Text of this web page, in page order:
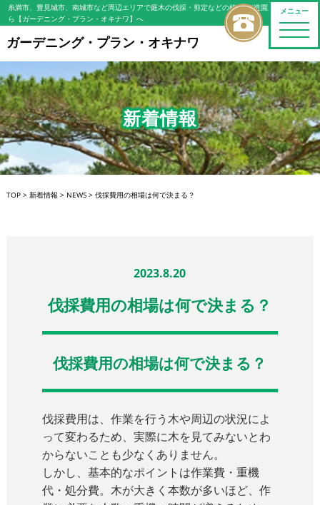
メニュー
toggle
糸満市、豊見城市、南城市など周辺エリアで庭木の伐採・剪定などの植木屋/造園屋をお探しな
ら【ガーデニング・プラン・オキナワ】へ
ガーデニング・プラン・オキナワ
新着情報
TOP> 新着情報 > NEWS> 伐採費用の相場は何で決まる？
2023.8.20
伐採費用の相場は何で決まる？
伐採費用の相場は何で決まる？
伐採費用は、作業を行う木や周辺の状況によ
って変わるため、実際に木を見てみないとわ
からないことも少なくありません。
しかし、基本的なポイントは作業費・重機
代・処分費。木が大きく本数が多いほど、作